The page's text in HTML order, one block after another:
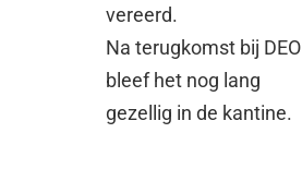
vereerd.
Na terugkomst bij DEO
bleef het nog lang
gezellig in de kantine.